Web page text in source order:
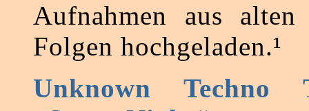
Aufnahmen aus alten
Folgen hochgeladen.¹
Unknown Techno